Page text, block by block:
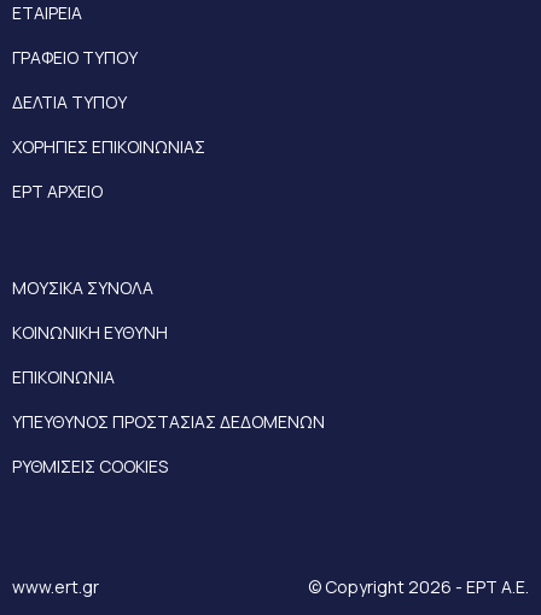
ΕΤΑΙΡΕΙΑ
ΓΡΑΦΕΙΟ ΤΥΠΟΥ
ΔΕΛΤΙΑ ΤΥΠΟΥ
ΧΟΡΗΓΙΕΣ ΕΠΙΚΟΙΝΩΝΙΑΣ
ΕΡΤ ΑΡΧΕΙΟ
ΜΟΥΣΙΚΑ ΣΥΝΟΛΑ
ΚΟΙΝΩΝΙΚΗ ΕΥΘΥΝΗ
ΕΠΙΚΟΙΝΩΝΙΑ
ΥΠΕΥΘΥΝΟΣ ΠΡΟΣΤΑΣΙΑΣ ΔΕΔΟΜΕΝΩΝ
ΡΥΘΜΙΣΕΙΣ COOKIES
www.ert.gr © Copyright 2026 - ΕΡΤ Α.Ε.